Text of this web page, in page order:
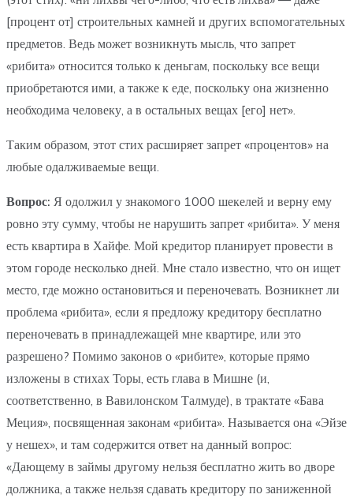
[процент от] строительных камней и других вспомогательных
предметов. Ведь может возникнуть мысль, что запрет
«рибита» относится только к деньгам, поскольку все вещи
приобретаются ими, а также к еде, поскольку она жизненно
необходима человеку, а в остальных вещах [его] нет».
Таким образом, этот стих расширяет запрет «процентов» на
любые одалживаемые вещи.
Вопрос: Я одолжил у знакомого 1000 шекелей и верну ему
ровно эту сумму, чтобы не нарушить запрет «рибита». У меня
есть квартира в Хайфе. Мой кредитор планирует провести в
этом городе несколько дней. Мне стало известно, что он ищет
место, где можно остановиться и переночевать. Возникнет ли
проблема «рибита», если я предложу кредитору бесплатно
переночевать в принадлежащей мне квартире, или это
разрешено? Помимо законов о «рибите», которые прямо
изложены в стихах Торы, есть глава в Мишне (и,
соответственно, в Вавилонском Талмуде), в трактате «Бава
Меция», посвященная законам «рибита». Называется она «Эйзе
у нешех», и там содержится ответ на данный вопрос:
«Дающему в займы другому нельзя бесплатно жить во дворе
должника, а также нельзя сдавать кредитору по заниженной